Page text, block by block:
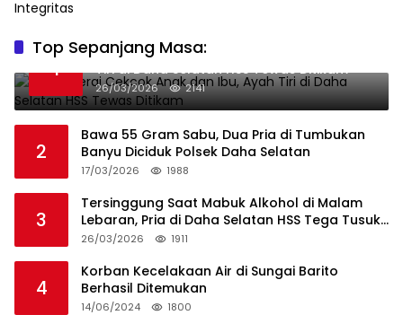
Top Sepanjang Masa:
1
Niat Melerai Cekcok Anak dan Ibu, Ayah
Tiri di Daha Selatan HSS Tewas Ditikam
26/03/2026 2141
2
Bawa 55 Gram Sabu, Dua Pria di Tumbukan
Banyu Diciduk Polsek Daha Selatan
17/03/2026 1988
3
Tersinggung Saat Mabuk Alkohol di Malam
Lebaran, Pria di Daha Selatan HSS Tega Tusuk
Teman Sendiri
26/03/2026 1911
4
Korban Kecelakaan Air di Sungai Barito
Berhasil Ditemukan
14/06/2024 1800